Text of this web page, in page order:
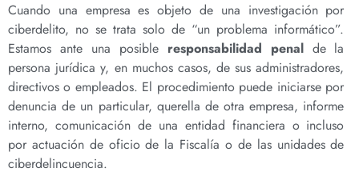
Cuando una empresa es objeto de una investigación por
ciberdelito, no se trata solo de “un problema informático”.
Estamos ante una posible responsabilidad penalde la
persona jurídica y, en muchos casos, de sus administradores,
directivos o empleados. El procedimiento puede iniciarse por
denuncia de un particular, querella de otra empresa, informe
interno, comunicación de una entidad financiera o incluso
por actuación de oficio de la Fiscalía o de las unidades de
ciberdelincuencia.